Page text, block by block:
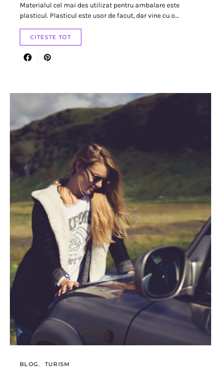
Materialul cel mai des utilizat pentru ambalare este
plasticul. Plasticul este usor de facut, dar vine cu o…
CITESTE TOT
BLOG TURISM